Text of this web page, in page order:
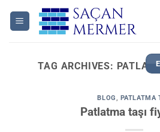
TAG ARCHIVES:
BLOG, PATLATMA
Patlatma taşı